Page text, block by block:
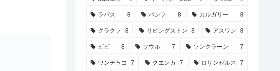
ラパス 8 バンフ 8 カルガリー 8
クラクフ 8 リビングストン 8 アスワン 8
ピピ 8 ソウル 7 ソンクラーン 7
ワンチャコ 7 クエンカ 7 ロサンゼルス 7